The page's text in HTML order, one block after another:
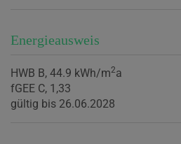
Energieausweis
HWB B, 44.9 kWh/m2a
fGEE C, 1,33
gültig bis 26.06.2028